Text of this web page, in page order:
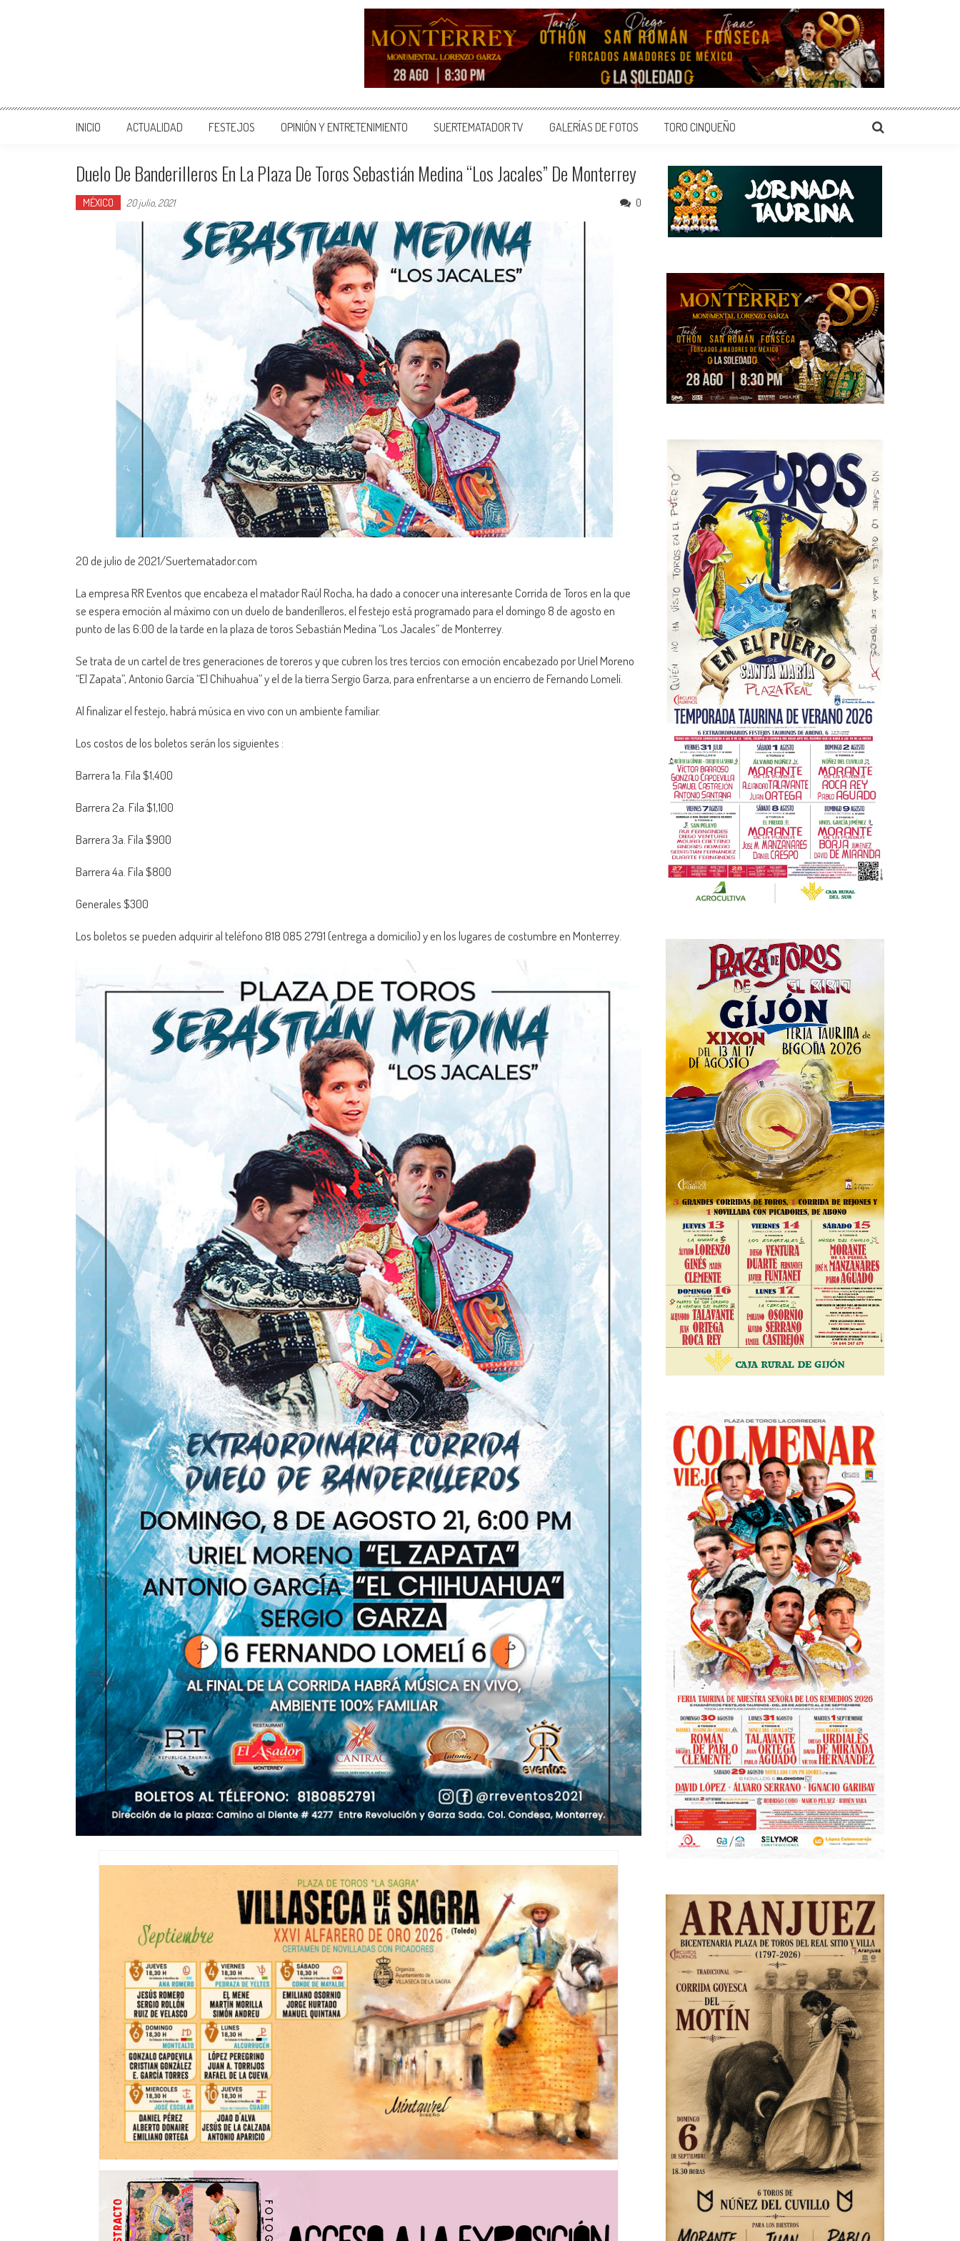
INICIO ACTUALIDAD FESTEJOS OPINIÓN Y ENTRETENIMIENTO SUERTEMATADOR TV GALERÍAS DE FOTOS TORO CINQUEÑO
Duelo De Banderilleros En La Plaza De Toros Sebastián Medina “Los Jacales” De Monterrey
MÉXICO 20 julio, 2021 0
20 de julio de 2021/Suertematador.com
La empresa RR Eventos que encabeza el matador Raúl Rocha, ha dado a conocer una interesante Corrida de Toros en la que
se espera emoción al máximo con un duelo de banderilleros, el festejo está programado para el domingo 8 de agosto en
punto de las 6:00 de la tarde en la plaza de toros Sebastián Medina “Los Jacales” de Monterrey.
Se trata de un cartel de tres generaciones de toreros y que cubren los tres tercios con emoción encabezado por Uriel Moreno
“El Zapata”, Antonio García “El Chihuahua” y el de la tierra Sergio Garza, para enfrentarse a un encierro de Fernando Lomelí.
Al finalizar el festejo, habrá música en vivo con un ambiente familiar.
Los costos de los boletos serán los siguientes :
Barrera 1a. Fila $1,400
Barrera 2a. Fila $1,100
Barrera 3a. Fila $900
Barrera 4a. Fila $800
Generales $300
Los boletos se pueden adquirir al teléfono 818 085 2791 (entrega a domicilio) y en los lugares de costumbre en Monterrey.